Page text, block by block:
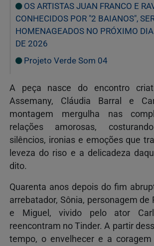
OS ARTISTAS JUAN FRANCO E
CONHECIDOS POR "2 BAIANOS",
HOMENAGEADOS NO PRÓXIMO
DE 2026
Projeto Verde Som 04
A peça nasce do encontro
Assemany, Cláudia Barral e
montagem mergulha nas
relações amorosas,
silêncios, ironias e emoções que
leveza do riso e a delicadeza
dito.
Quarenta anos depois do fim
arrebatador, Sônia, personagem de
e Miguel, vivido pelo ator
reencontram no Tinder. A partir
tempo, o envelhecer e a